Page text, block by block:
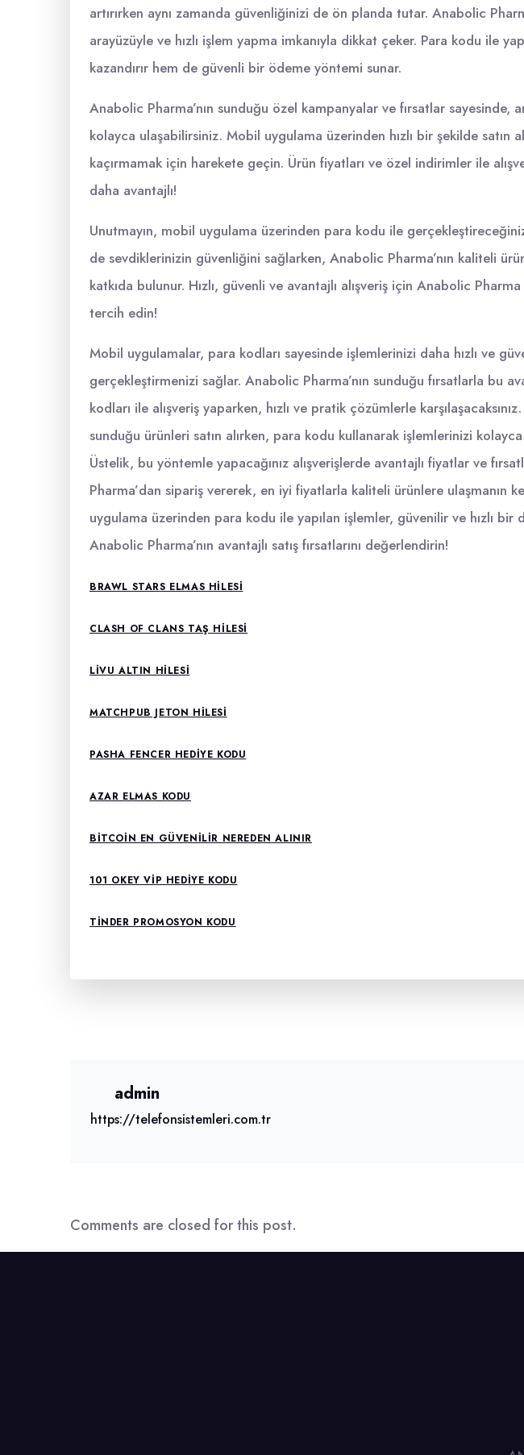
artırırken aynı zamanda güvenliğinizi de ön planda tutar. Anabolic
arayüzüyle ve hızlı işlem yapma imkanıyla dikkat çeker. Para kodu ile
kazandırır hem de güvenli bir ödeme yöntemi sunar.
Anabolic Pharma’nın sunduğu özel kampanyalar ve fırsatlar sayesinde,
kolayca ulaşabilirsiniz. Mobil uygulama üzerinden hızlı bir şekilde satın
kaçırmamak için harekete geçin. Ürün fiyatları ve özel indirimler ile
daha avantajlı!
Unutmayın, mobil uygulama üzerinden para kodu ile
de sevdiklerinizin güvenliğini sağlarken, Anabolic Pharma’nın kaliteli
katkıda bulunur. Hızlı, güvenli ve avantajlı alışveriş için Anabolic
tercih edin!
Mobil uygulamalar, para kodları sayesinde işlemlerinizi daha hızlı ve
gerçekleştirmenizi sağlar. Anabolic Pharma’nın sunduğu fırsatlarla bu
kodları ile alışveriş yaparken, hızlı ve pratik çözümlerle
sunduğu ürünleri satın alırken, para kodu kullanarak işlemlerinizi
Üstelik, bu yöntemle yapacağınız alışverişlerde avantajlı fiyatlar ve
Pharma’dan sipariş vererek, en iyi fiyatlarla kaliteli ürünlere ulaşmanın
uygulama üzerinden para kodu ile yapılan işlemler, güvenilir ve hızlı bir
Anabolic Pharma’nın avantajlı satış fırsatlarını değerlendirin!
BRAWL STARS ELMAS HILESI
CLASH OF CLANS TAŞ HILESI
LIVU ALTIN HILESI
MATCHPUB JETON HILESI
PASHA FENCER HEDIYE KODU
AZAR ELMAS KODU
BITCOIN EN GÜVENILIR NEREDEN ALINIR
101 OKEY VIP HEDIYE KODU
TINDER PROMOSYON KODU
admin
https://telefonsistemleri.com.tr
Comments are closed for this post.